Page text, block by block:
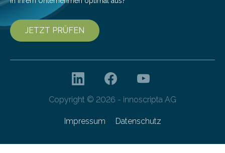
JETZT PRÜFEN
Copyright © 2026 - innoscripta AG
Impressum Datenschutz